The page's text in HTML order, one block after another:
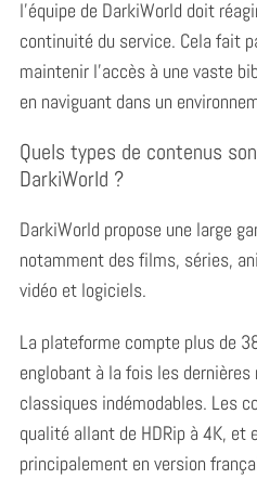
l’équipe de DarkiWorld doit
continuité du service. Cela fait
maintenir l’accès à une vaste
en naviguant dans un
Quels types de contenus
DarkiWorld ?
DarkiWorld propose une large
notamment des films, séries,
vidéo et logiciels.
La plateforme compte plus de
englobant à la fois les
classiques indémodables. Les
qualité allant de HDRip à 4K, et
principalement en version